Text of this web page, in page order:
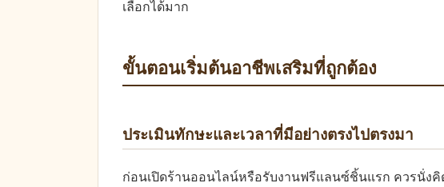
เลือกได้มาก
ขั้นตอนเริ่มต้นอาชีพเสริมที่ถูกต้อง
ประเมินทักษะและเวลาที่มีอย่างตรงไปตรงมา
ก่อนเปิดร้านออนไลน์หรือรับงานฟรีแลนซ์ชิ้นแรก ควรนั่งคิ